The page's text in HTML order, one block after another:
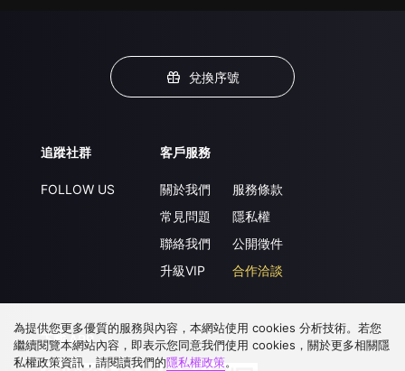
兌換序號
追蹤社群
FOLLOW US
客戶服務
關於我們
常見問題
聯絡我們
升級VIP
服務條款
隱私權
公開徵件
合作洽談
下載 APP
為提供您更多優質的服務與內容，本網站使用 cookies 分析技術。若您
繼續閱覽本網站內容，即表示您同意我們使用 cookies，關於更多相關隱
私權政策資訊，請閱讀我們的隱私權政策。